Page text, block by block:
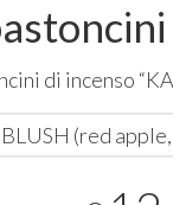
di incenso “